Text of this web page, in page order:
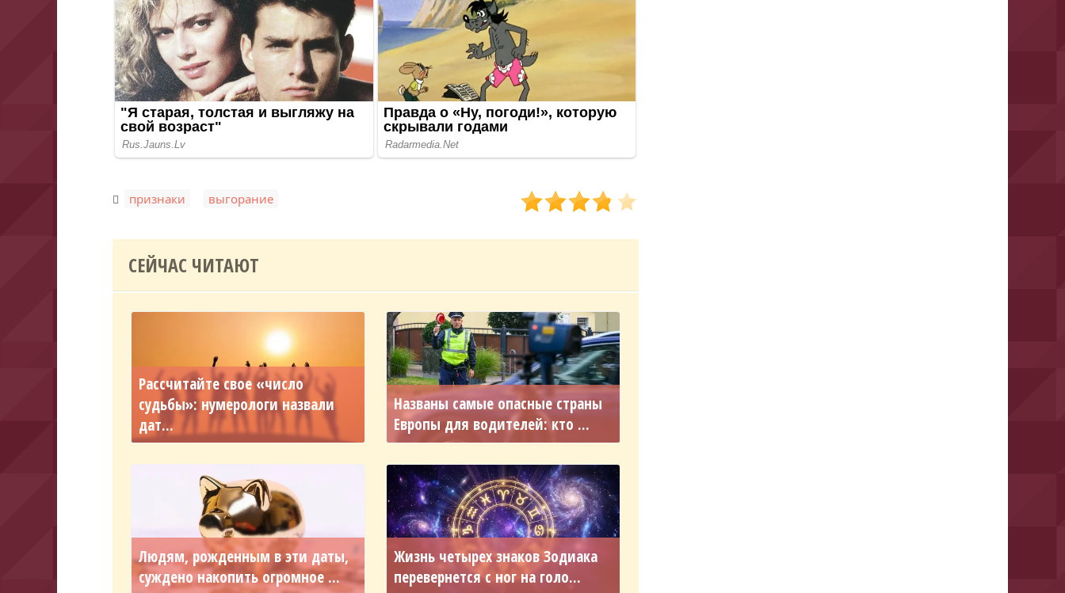
признаки выгорание
СЕЙЧАС ЧИТАЮТ
Рассчитайте свое «число
судьбы»: нумерологи назвали
дат...
Названы самые опасные страны
Европы для водителей: кто ...
Людям, рожденным в эти даты,
суждено накопить огромное ...
Жизнь четырех знаков Зодиака
перевернется с ног на голо...